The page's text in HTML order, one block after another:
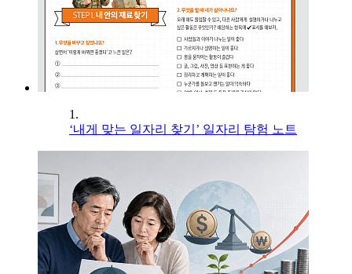
1.
‘내게 맞는 일자리 찾기’ 일자리 탐험 노트